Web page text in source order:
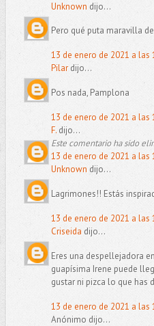
Unknown dijo...
Pero qué puta maravilla
13 de enero de 2021 a las
Pilardijo...
Pos nada, Pamplona
13 de enero de 2021 a las
F.dijo...
Este comentario ha sido
13 de enero de 2021 a las
Unknown dijo...
Lagrimones!! Estás
13 de enero de 2021 a las
Criseida dijo...
Eres una despellejadora
guapísima Irene puede
gustar ni pizca lo que has
13 de enero de 2021 a las
Anónimo dijo...